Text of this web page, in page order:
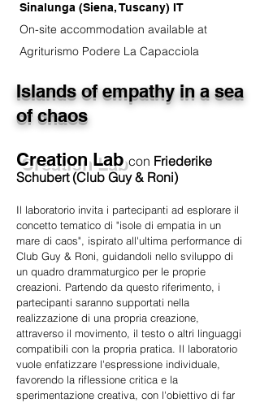
Sinalunga (Siena, Tuscany) IT
On-site accommodation available at
Agriturismo Podere La Capacciola
Islands of empathy in a sea
of chaos
Creation Labcon Friederike
Schubert (Club Guy & Roni)
Il laboratorio invita i partecipanti ad esplorare il
concetto tematico di "isole di empatia in un
mare di caos", ispirato all'ultima performance di
Club Guy & Roni, guidandoli nello sviluppo di
un quadro drammaturgico per le proprie
creazioni. Partendo da questo riferimento, i
partecipanti saranno supportati nella
realizzazione di una propria creazione,
attraverso il movimento, il testo o altri linguaggi
compatibili con la propria pratica. Il laboratorio
vuole enfatizzare l'espressione individuale,
favorendo la riflessione critica e la
sperimentazione creativa, con l'obiettivo di far